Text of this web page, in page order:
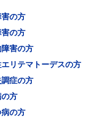
の方
の方
害の方
リテマトーデスの方
症の方
方
の方